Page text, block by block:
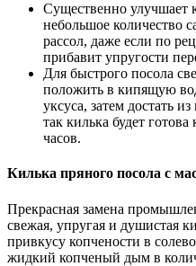
Существенно улучшает
небольшое количество
рассол, даже если по
прибавит упругости
Для быстрого посола
положить в кипящую
уксуса, затем достать
так килька будет
часов.
Килька пряного посола с
Прекрасная замена
свежая, упругая и душистая
привкусу копчености в
жидкий копченый дым в